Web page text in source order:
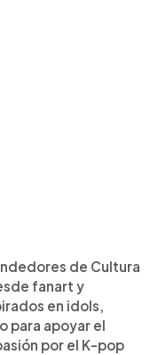
de Cultura
fanart y
en idols,
para apoyar el
por el K-pop